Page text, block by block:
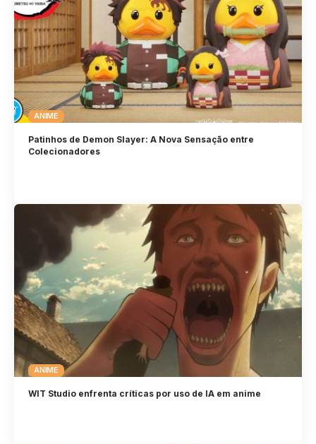
ANIME
Patinhos de Demon Slayer: A Nova Sensação entre
Colecionadores
ANIME
WIT Studio enfrenta críticas por uso de IA em anime